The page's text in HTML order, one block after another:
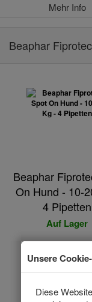
Mehr Info
Beaphar
Beaphar
On Hund - 10-
4 Pipetten
Auf Lager
(€5.26/1pcs)
Jezt kaufen